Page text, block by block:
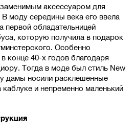
аксессуаром для
моду середины века его ввела
первой обладательницей
которую получила в подарок
Особенно
конце 40-х годов благодаря
Тогда в моде был стиль New
дамы носили расклешенные
и непременно маленький